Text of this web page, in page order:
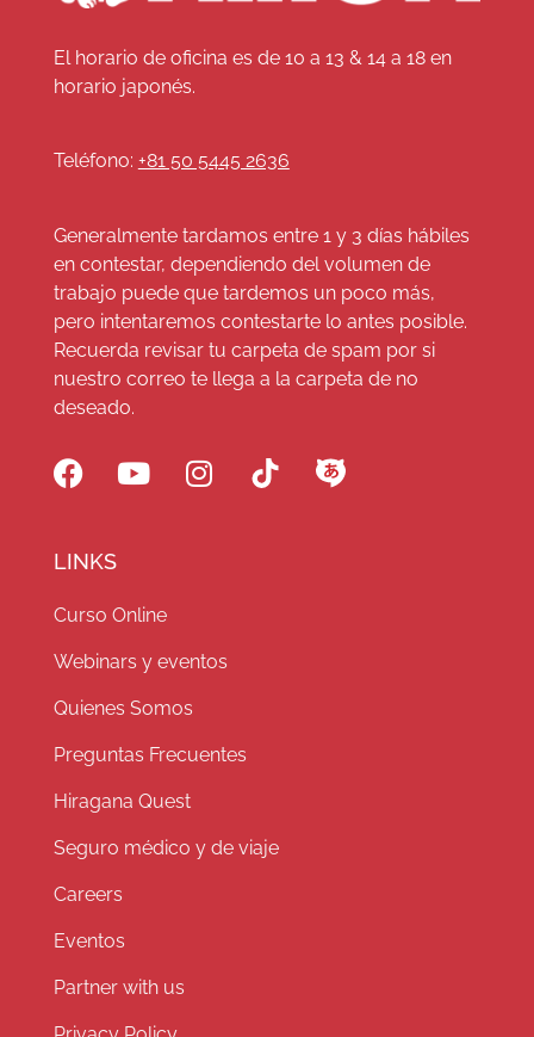
El horario de oficina es de 10 a 13 & 14 a 18 en
horario japonés.
Teléfono: +81 50 5445 2636
Generalmente tardamos entre 1 y 3 días hábiles
en contestar, dependiendo del volumen de
trabajo puede que tardemos un poco más,
pero intentaremos contestarte lo antes posible.
Recuerda revisar tu carpeta de spam por si
nuestro correo te llega a la carpeta de no
deseado.
LINKS
Curso Online
Webinars y eventos
Quienes Somos
Preguntas Frecuentes
Hiragana Quest
Seguro médico y de viaje
Careers
Eventos
Partner with us